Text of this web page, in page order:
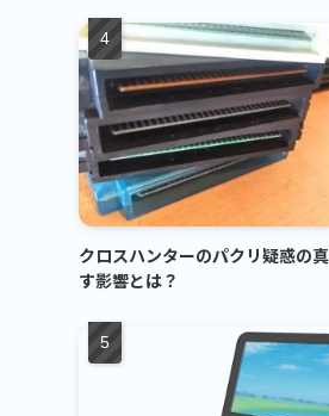
クロスハンターのパクリ疑惑の
す影響とは？